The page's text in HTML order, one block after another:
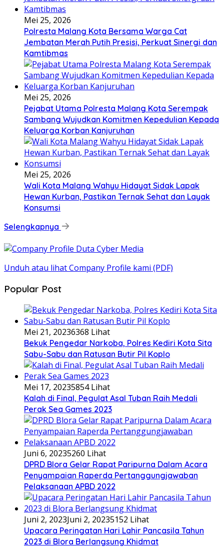
Mei 25, 2026
Polresta Malang Kota Bersama Warga Cat
Jembatan Merah Putih Presisi, Perkuat Sinergi dan
Kamtibmas
Mei 25, 2026
Pejabat Utama Polresta Malang Kota Serempak
Sambang Wujudkan Komitmen Kepedulian Kepada
Keluarga Korban Kanjuruhan
Mei 25, 2026
Wali Kota Malang Wahyu Hidayat Sidak Lapak
Hewan Kurban, Pastikan Ternak Sehat dan Layak
Konsumsi
Selengkapnya
Unduh atau lihat Company Profile kami (PDF)
Popular Post
Mei 21, 20236368 Lihat
Bekuk Pengedar Narkoba, Polres Kediri Kota Sita
Sabu-Sabu dan Ratusan Butir Pil Koplo
Mei 17, 20235854 Lihat
Kalah di Final, Pegulat Asal Tuban Raih Medali
Perak Sea Games 2023
Juni 6, 20235260 Lihat
DPRD Blora Gelar Rapat Paripurna Dalam Acara
Penyampaian Raperda Pertanggungjawaban
Pelaksanaan APBD 2022
Juni 2, 2023Juni 2, 20235152 Lihat
Upacara Peringatan Hari Lahir Pancasila Tahun
2023 di Blora Berlangsung Khidmat